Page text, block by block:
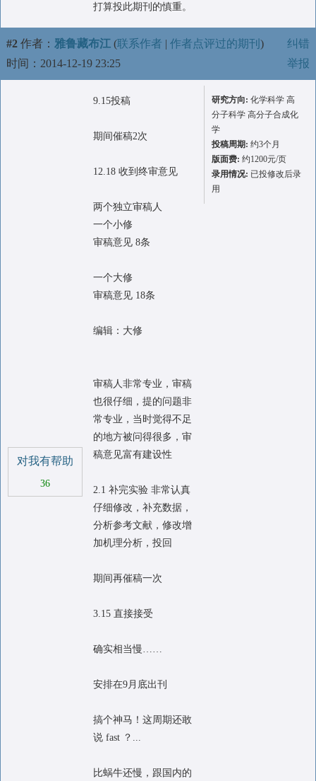
打算投此期刊的慎重。
#2 作者： 雅鲁藏布江 (联系作者 | 作者点评过的期刊 )
时间：2014-12-19 23:25
纠错
举报
对我有帮助
36
9.15投稿
期间催稿2次
12.18 收到终审意见
两个独立审稿人
一个小修
审稿意见 8条
一个大修
审稿意见 18条
编辑：大修
审稿人非常专业，审稿
也很仔细，提的问题非
常专业，当时觉得不足
的地方被问得很多，审
稿意见富有建设性
2.1 补完实验 非常认真
仔细修改，补充数据，
分析参考文献，修改增
加机理分析，投回
期间再催稿一次
3.15 直接接受
确实相当慢……
安排在9月底出刊
搞个神马！这周期还敢
说 fast ？...
比蜗牛还慢，跟国内的
研究方向: 化学科学 高
分子科学 高分子合成化
学
投稿周期: 约3个月
版面费: 约1200元/页
录用情况: 已投修改后录
用